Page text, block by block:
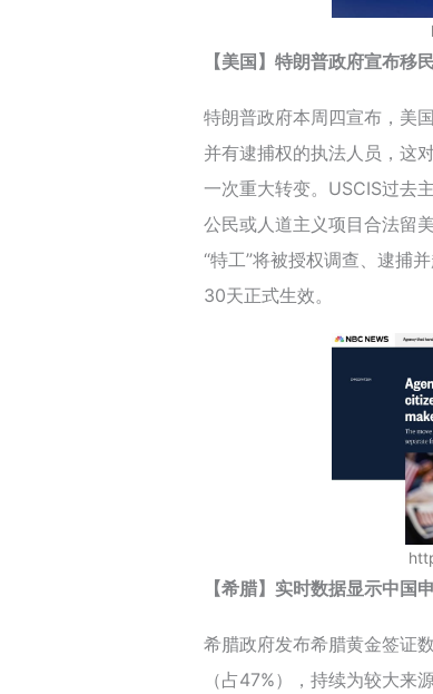
【美国】特朗普政府宣布移
特朗普政府本周四宣布，美
并有逮捕权的执法人员，这
一次重大转变。USCIS过去
公民或人道主义项目合法留
“特工”将被授权调查、逮捕
30天正式生效。
【希腊】实时数据显示中国
希腊政府发布希腊黄金签证
（占47%），持续为较大